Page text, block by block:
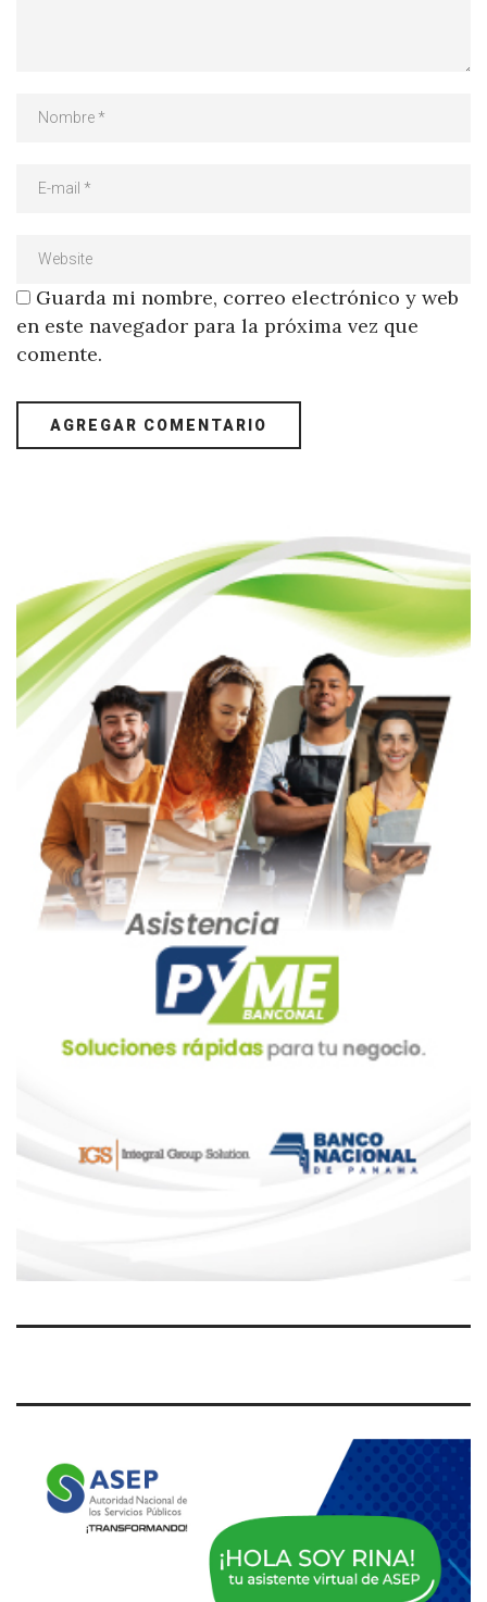
Guarda mi nombre, correo electrónico y web
en este navegador para la próxima vez que
comente.